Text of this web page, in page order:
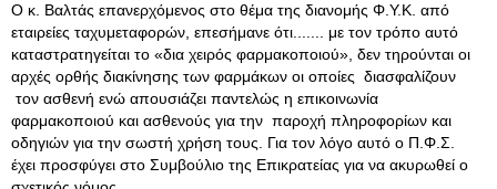
Ο κ. Βαλτάς επανερχόμενος στο θέμα της διανομής Φ.Υ.Κ. από
εταιρείες ταχυμεταφορών, επεσήμανε ότι......
. με τον τρόπο αυτό
καταστρατηγείται το «δια χειρός φαρμακοποιού», δεν τηρούνται οι
αρχές ορθής διακίνησης των φαρμάκων οι οποίες διασφαλίζουν
τον ασθενή ενώ απουσιάζει παντελώς η επικοινωνία
φαρμακοποιού και ασθενούς για την παροχή πληροφορίων και
οδηγιών για την σωστή χρήση τους. Για τον λόγο αυτό ο Π.Φ.Σ.
έχει προσφύγει στο Συμβούλιο της Επικρατείας για να ακυρωθεί ο